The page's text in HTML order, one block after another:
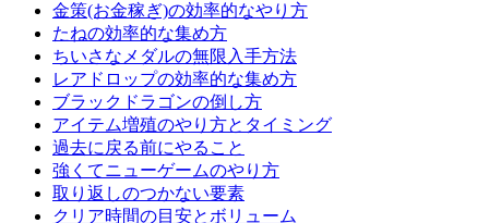
金策(お金稼ぎ)の効率的なやり方
たねの効率的な集め方
ちいさなメダルの無限入手方法
レアドロップの効率的な集め方
ブラックドラゴンの倒し方
アイテム増殖のやり方とタイミング
過去に戻る前にやること
強くてニューゲームのやり方
取り返しのつかない要素
クリア時間の目安とボリューム